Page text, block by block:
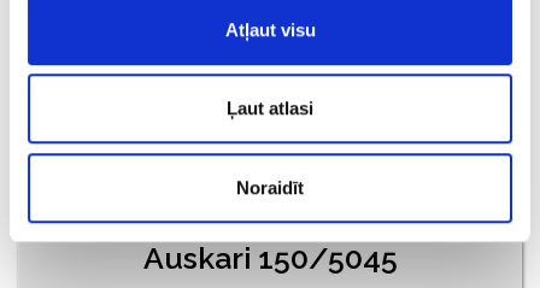
Atļaut visu
Ļaut atlasi
Noraidīt
Auskari 150/5045